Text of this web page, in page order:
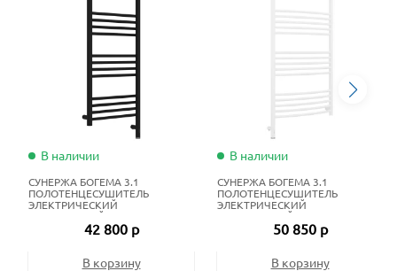
В наличии
СУНЕРЖА БОГЕМА 3.1
ПОЛОТЕНЦЕСУШИТЕЛЬ
ЭЛЕКТРИЧЕСКИЙ
ЖИДКОСТНЫЙ 100Х40 СМ
МАТОВЫЙ ЧЁРНЫЙ
42 800 р
В корзину
В наличии
СУНЕРЖА БОГЕМА 3.1
ПОЛОТЕНЦЕСУШИТЕЛЬ
ЭЛЕКТРИЧЕСКИЙ
ЖИДКОСТНЫЙ 120Х60 СМ
МАТОВЫЙ БЕЛЫЙ
50 850 р
В корзину